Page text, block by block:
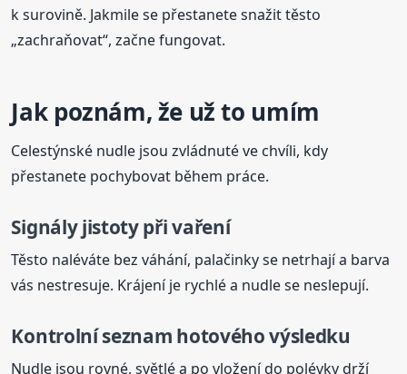
k surovině. Jakmile se přestanete snažit těsto
„zachraňovat“, začne fungovat.
Jak poznám, že už to umím
Celestýnské nudle jsou zvládnuté ve chvíli, kdy
přestanete pochybovat během práce.
Signály jistoty při vaření
Těsto naléváte bez váhání, palačinky se netrhají a barva
vás nestresuje. Krájení je rychlé a nudle se neslepují.
Kontrolní seznam hotového výsledku
Nudle jsou rovné, světlé a po vložení do polévky drží